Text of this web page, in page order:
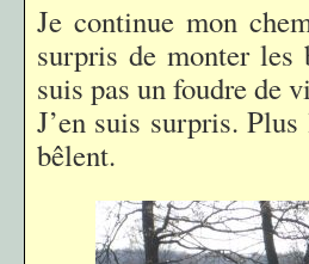
Je continue mon
surpris de monter les
suis pas un foudre de
J’en suis surpris.
bêlent.